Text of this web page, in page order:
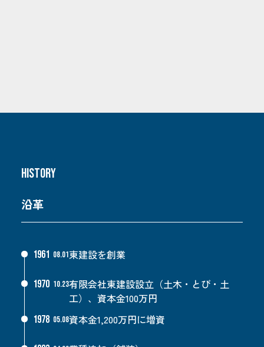
HISTORY
沿革
1961 08.01東建設を創業
1970 10.23有限会社東建設設立（土木・とび・土
工）、資本金100万円
1978 05.08資本金1,200万円に増資